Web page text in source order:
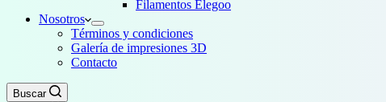
Filamentos Elegoo
Nosotros
Términos y condiciones
Galería de impresiones 3D
Contacto
Buscar